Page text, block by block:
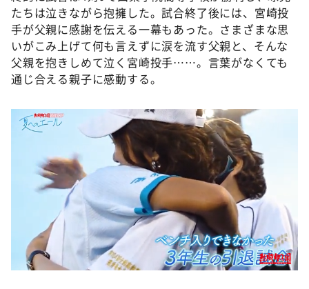
たちは泣きながら抱擁した。試合終了後には、宮崎投
手が父親に感謝を伝える一幕もあった。さまざまな思
いがこみ上げて何も言えずに涙を流す父親と、そんな
父親を抱きしめて泣く宮崎投手……。言葉がなくても
通じ合える親子に感動する。